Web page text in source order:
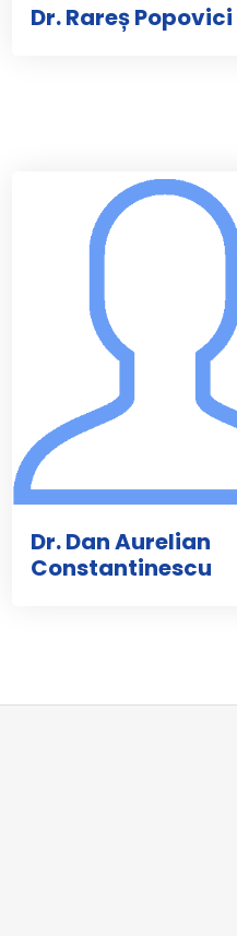
Dr. Rareș Popovici
Dr. Dan Aurelian
Constantinescu